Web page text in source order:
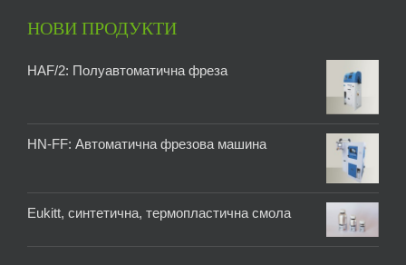
НОВИ ПРОДУКТИ
HAF/2: Полуавтоматична фреза
HN-FF: Автоматична фрезова машина
Eukitt, синтетична, термопластична смола